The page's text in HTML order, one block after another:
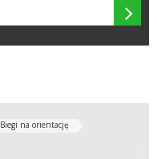

Biegi na orientację